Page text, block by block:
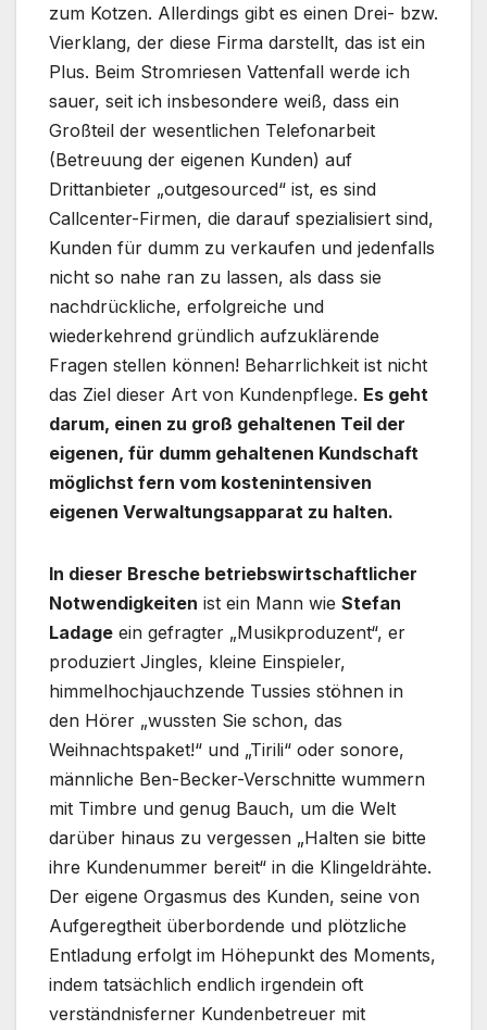
zum Kotzen. Allerdings gibt es einen Drei- bzw.
Vierklang, der diese Firma darstellt, das ist ein
Plus. Beim Stromriesen Vattenfall werde ich
sauer, seit ich insbesondere weiß, dass ein
Großteil der wesentlichen Telefonarbeit
(Betreuung der eigenen Kunden) auf
Drittanbieter „outgesourced“ ist, es sind
Callcenter-Firmen, die darauf spezialisiert sind,
Kunden für dumm zu verkaufen und jedenfalls
nicht so nahe ran zu lassen, als dass sie
nachdrückliche, erfolgreiche und
wiederkehrend gründlich aufzuklärende
Fragen stellen können! Beharrlichkeit ist nicht
das Ziel dieser Art von Kundenpflege. Es geht
darum, einen zu groß gehaltenen Teil der
eigenen, für dumm gehaltenen Kundschaft
möglichst fern vom kostenintensiven
eigenen Verwaltungsapparat zu halten.
In dieser Bresche betriebswirtschaftlicher
Notwendigkeiten ist ein Mann wie Stefan
Ladage ein gefragter „Musikproduzent“, er
produziert Jingles, kleine Einspieler,
himmelhochjauchzende Tussies stöhnen in
den Hörer „wussten Sie schon, das
Weihnachtspaket!“ und „Tirili“ oder sonore,
männliche Ben-Becker-Verschnitte wummern
mit Timbre und genug Bauch, um die Welt
darüber hinaus zu vergessen „Halten sie bitte
ihre Kundenummer bereit“ in die Klingeldrähte.
Der eigene Orgasmus des Kunden, seine von
Aufgeregtheit überbordende und plötzliche
Entladung erfolgt im Höhepunkt des Moments,
indem tatsächlich endlich irgendein oft
verständnisferner Kundenbetreuer mit